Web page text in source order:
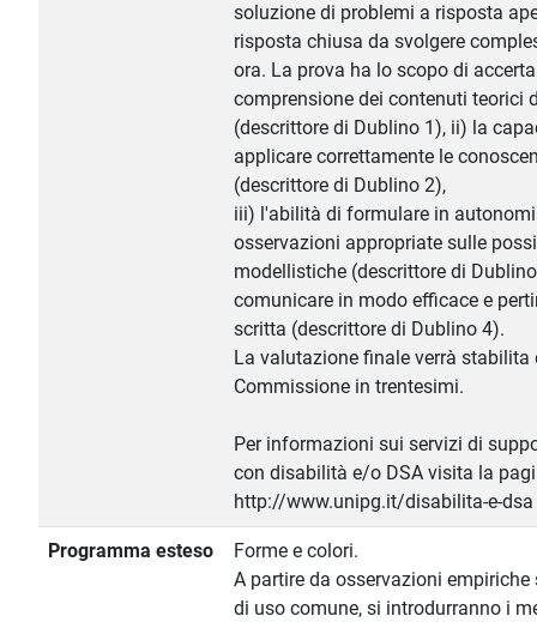
soluzione di problemi a risposta
risposta chiusa da svolgere
ora. La prova ha lo scopo di
comprensione dei contenuti teorici
(descrittore di Dublino 1), ii) la
applicare correttamente le
(descrittore di Dublino 2),
iii) l'abilità di formulare in
osservazioni appropriate sulle
modellistiche (descrittore di
comunicare in modo efficace e
scritta (descrittore di Dublino 4).
La valutazione finale verrà stabilita
Commissione in trentesimi.
Per informazioni sui servizi di
con disabilità e/o DSA visita la
http://www.unipg.it/disabilita-e-dsa
Programma esteso
Forme e colori.
A partire da osservazioni
di uso comune, si introdurranno i